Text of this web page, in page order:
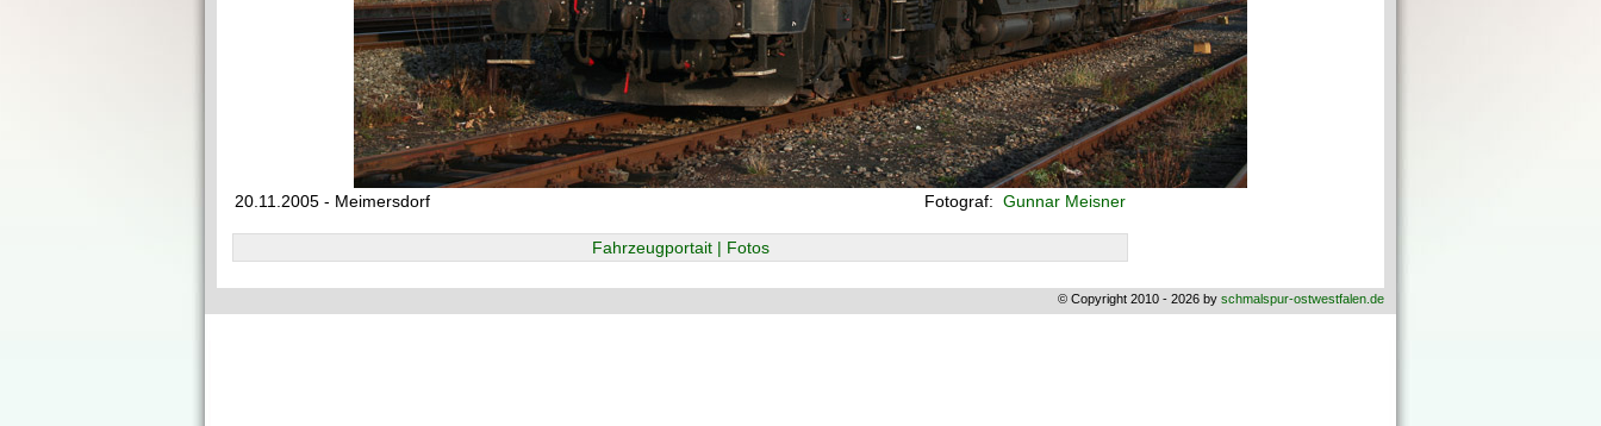
20.11.2005 - Meimersdorf Fotograf: Gunnar Meisner
Fahrzeugportait | Fotos
© Copyright 2010 - 2026 by schmalspur-ostwestfalen.de